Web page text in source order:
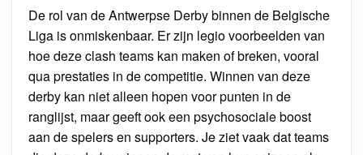
De rol van de Antwerpse Derby binnen de Belgische
Liga is onmiskenbaar. Er zijn legio voorbeelden van
hoe deze clash teams kan maken of breken, vooral
qua prestaties in de competitie. Winnen van deze
derby kan niet alleen hopen voor punten in de
ranglijst, maar geeft ook een psychosociale boost
aan de spelers en supporters. Je ziet vaak dat teams